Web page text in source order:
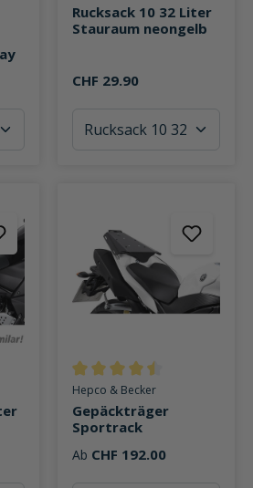
von 5 von 5 Sternen
Rucksack 10 32 Liter
Stauraum neongelb
CHF 29.90
von 4.2 von 5 Sternen
Durchschnittliche Bewertung
Hepco & Becker
Gepäckträger
Sportrack
Ab CHF 192.00